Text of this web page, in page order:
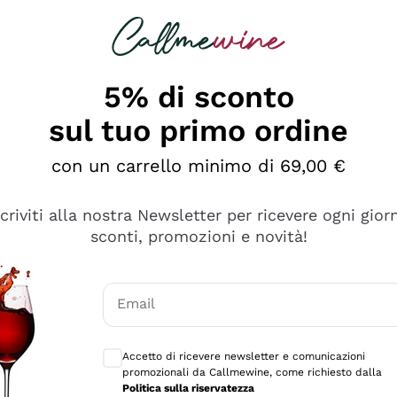
diversi e con un ampio range di prezzo. Le
5% di sconto
sul tuo primo ordine
con un carrello minimo di 69,00 €
alla nostra Newsletter per ricevere ogni
sconti, promozioni e novità!
Email
Accetto di ricevere newsletter e comunicazioni
promozionali da Callmewine, come richiesto dalla
Politica sulla riservatezza